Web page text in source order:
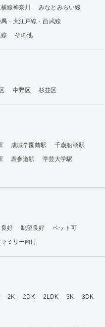
線神奈川
みなとみらい線
・大江戸線・西武線
その他
中野区 杉並区
成城学園前駅
千歳船橋駅
表参道駅
学芸大学駅
好 眺望良好
ペット可
ァミリー向け
2K 2DK 2LDK 3K
3DK